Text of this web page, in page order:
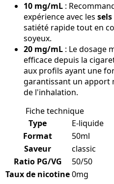
10 mg/mL :
expérience avec les
satiété rapide tout en
soyeux.
20 mg/mL : Le dosage
efficace depuis la
aux profils ayant une
garantissant un apport
de l'inhalation.
Fiche technique
Type
E-liquide
Format
50ml
Saveur
classic
Ratio PG/VG
50/50
Taux de nicotine0mg